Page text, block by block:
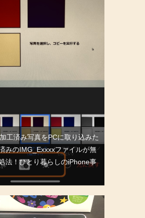
工済み写真をPCに取り込みた
みのIMG_Exxxxファイルが無
法！ひとり暮らしのiPhone事